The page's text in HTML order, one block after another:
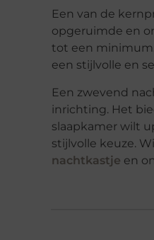
Een van de
opgeruimde en
tot een
een stijlvolle en
Een zwevend
inrichting. Het
slaapkamer wilt
stijlvolle keuze.
nachtkastje en